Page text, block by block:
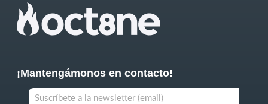
¡Mantengámonos en contacto!